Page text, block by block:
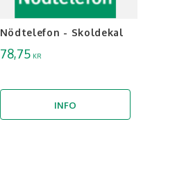
Nödtelefon - Skoldekal
78,75 KR
INFO